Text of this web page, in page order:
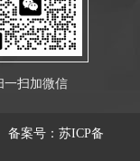
一扫加微信
备案号：苏ICP备